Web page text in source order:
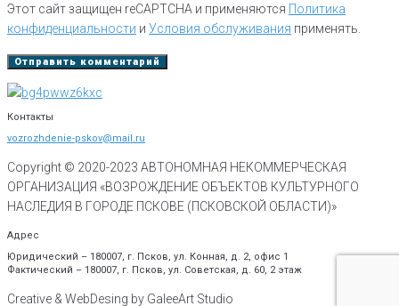
Этот сайт защищен reCAPTCHA и применяются Политика
конфиденциальности и Условия обслуживания применять.
Контакты
vozrozhdenie-pskov@mail.ru
Copyright © 2020-2023 АВТОНОМНАЯ НЕКОММЕРЧЕСКАЯ
ОРГАНИЗАЦИЯ «ВОЗРОЖДЕНИЕ ОБЪЕКТОВ КУЛЬТУРНОГО
НАСЛЕДИЯ В ГОРОДЕ ПСКОВЕ (ПСКОВСКОЙ ОБЛАСТИ)»
Адрес
Юридический – 180007, г. Псков, ул. Конная, д. 2, офис 1
Фактический – 180007, г. Псков, ул. Советская, д. 60, 2 этаж
Creative & WebDesing by GaleeArt Studio